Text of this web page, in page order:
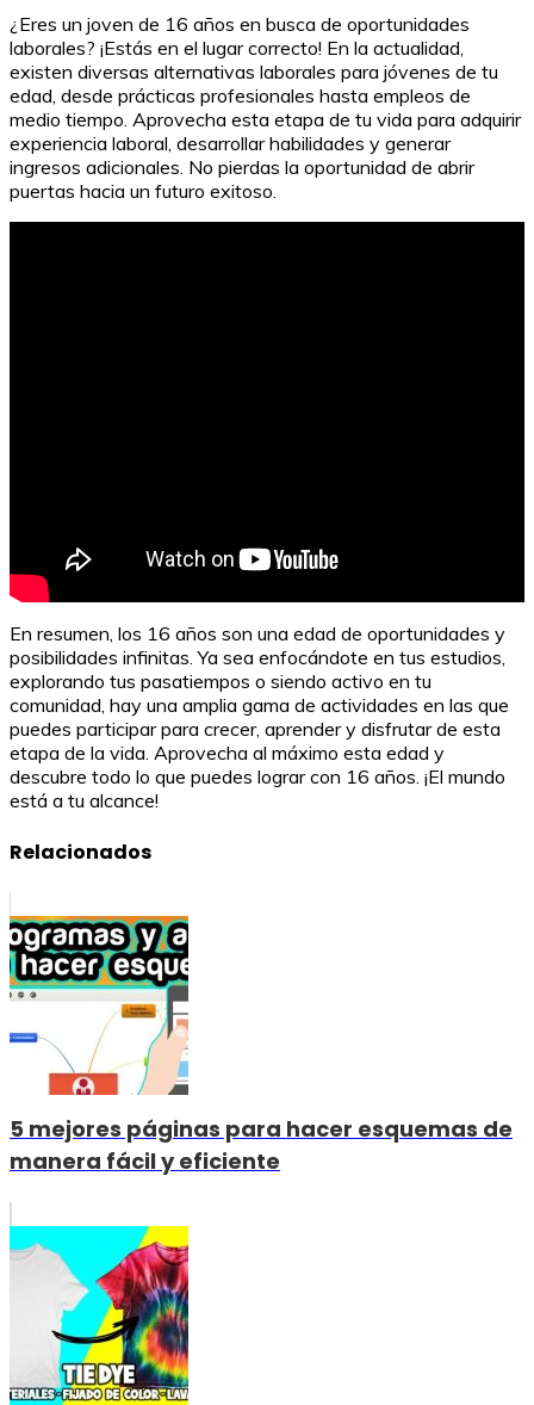
¿Eres un joven de 16 años en busca de oportunidades
laborales? ¡Estás en el lugar correcto! En la actualidad,
existen diversas alternativas laborales para jóvenes de tu
edad, desde prácticas profesionales hasta empleos de
medio tiempo. Aprovecha esta etapa de tu vida para adquirir
experiencia laboral, desarrollar habilidades y generar
ingresos adicionales. No pierdas la oportunidad de abrir
puertas hacia un futuro exitoso.
En resumen, los 16 años son una edad de oportunidades y
posibilidades infinitas. Ya sea enfocándote en tus estudios,
explorando tus pasatiempos o siendo activo en tu
comunidad, hay una amplia gama de actividades en las que
puedes participar para crecer, aprender y disfrutar de esta
etapa de la vida. Aprovecha al máximo esta edad y
descubre todo lo que puedes lograr con 16 años. ¡El mundo
está a tu alcance!
Relacionados
5 mejores páginas para hacer esquemas de
manera fácil y eficiente